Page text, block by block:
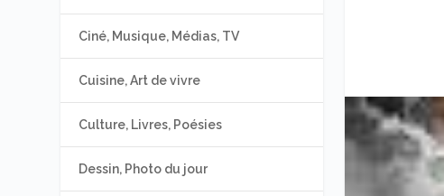
Ciné, Musique, Médias, TV
Cuisine, Art de vivre
Culture, Livres, Poésies
Dessin, Photo du jour